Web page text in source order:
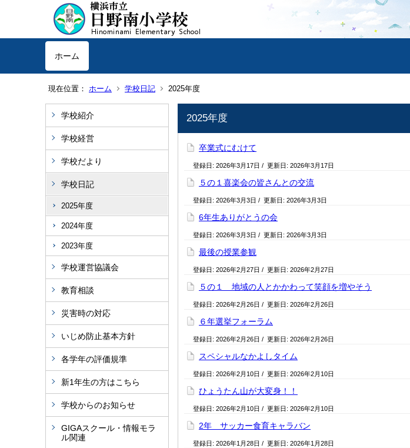
ホーム
現在位置： ホーム 学校日記 2025年度
学校紹介
学校経営
学校だより
学校日記
2025年度
2024年度
2023年度
学校運営協議会
教育相談
災害時の対応
いじめ防止基本方針
各学年の評価規準
新1年生の方はこちら
学校からのお知らせ
GIGAスクール・情報モラ
ル関連
2025年度
卒業式にむけて
登録日: 2026年3月17日 / 更新日: 2026年3月17日
５の１喜楽会の皆さんとの交流
登録日: 2026年3月3日 / 更新日: 2026年3月3日
6年生ありがとうの会
登録日: 2026年3月3日 / 更新日: 2026年3月3日
最後の授業参観
登録日: 2026年2月27日 / 更新日: 2026年2月27日
５の１ 地域の人とかかわって笑顔を増やそう
登録日: 2026年2月26日 / 更新日: 2026年2月26日
６年選挙フォーラム
登録日: 2026年2月26日 / 更新日: 2026年2月26日
スペシャルなかよしタイム
登録日: 2026年2月10日 / 更新日: 2026年2月10日
ひょうたん山が大変身！！
登録日: 2026年2月10日 / 更新日: 2026年2月10日
2年 サッカー食育キャラバン
登録日: 2026年1月28日 / 更新日: 2026年1月28日